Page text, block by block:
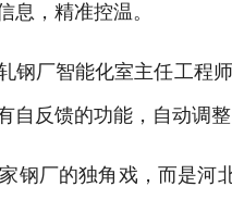
息，精准控温。
厂智能化室主任工程师
自反馈的功能，自动调整
厂的独角戏，而是河北